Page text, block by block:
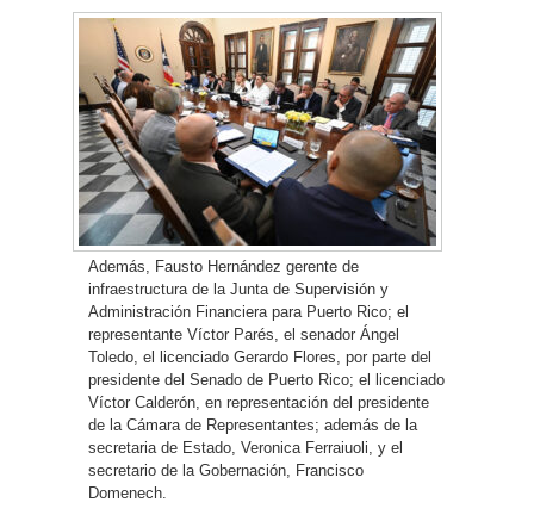
Además, Fausto Hernández gerente de
infraestructura de la Junta de Supervisión y
Administración Financiera para Puerto Rico; el
representante Víctor Parés, el senador Ángel
Toledo, el licenciado Gerardo Flores, por parte del
presidente del Senado de Puerto Rico; el licenciado
Víctor Calderón, en representación del presidente
de la Cámara de Representantes; además de la
secretaria de Estado, Veronica Ferraiuoli, y el
secretario de la Gobernación, Francisco
Domenech.